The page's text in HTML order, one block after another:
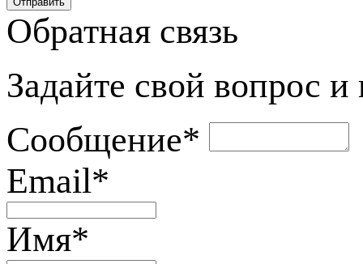
Обратная связь
Задайте свой вопрос
Сообщение*
Email*
Имя*